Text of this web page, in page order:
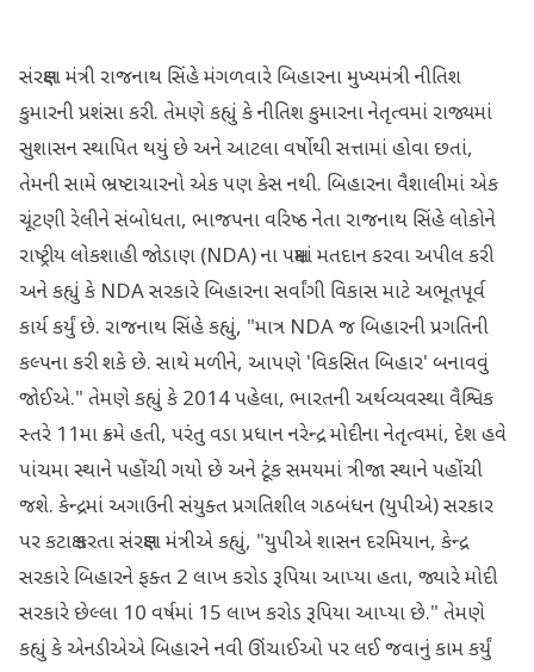
સંરક્ષણ મંત્રી રાજનાથ સિંહે મંગળવારે બિહારના મુખ્યમંત્રી નીતિશ
કુમારની પ્રશંસા કરી. તેમણે કહ્યું કે નીતિશ કુમારના નેતૃત્વમાં રાજ્યમાં
સુશાસન સ્થાપિત થયું છે અને આટલા વર્ષોથી સત્તામાં હોવા છતાં,
તેમની સામે ભ્રષ્ટાચારનો એક પણ કેસ નથી. બિહારના વૈશાલીમાં એક
ચૂંટણી રેલીને સંબોધતા, ભાજપના વરિષ્ઠ નેતા રાજનાથ સિંહે લોકોને
રાષ્ટ્રીય લોકશાહી જોડાણ (NDA) ના પક્ષમાં મતદાન કરવા અપીલ કરી
અને કહ્યું કે NDA સરકારે બિહારના સર્વાંગી વિકાસ માટે અભૂતપૂર્વ
કાર્ય કર્યું છે. રાજનાથ સિંહે કહ્યું, "માત્ર NDA જ બિહારની પ્રગતિની
કલ્પના કરી શકે છે. સાથે મળીને, આપણે 'વિકસિત બિહાર' બનાવવું
જોઈએ." તેમણે કહ્યું કે 2014 પહેલા, ભારતની અર્થવ્યવસ્થા વૈશ્વિક
સ્તરે 11મા ક્રમે હતી, પરંતુ વડા પ્રધાન નરેન્દ્ર મોદીના નેતૃત્વમાં, દેશ હવે
પાંચમા સ્થાને પહોંચી ગયો છે અને ટૂંક સમયમાં ત્રીજા સ્થાને પહોંચી
જશે. કેન્દ્રમાં અગાઉની સંયુક્ત પ્રગતિશીલ ગઠબંધન (યુપીએ) સરકાર
પર કટાક્ષ કરતા સંરક્ષણ મંત્રીએ કહ્યું, "યુપીએ શાસન દરમિયાન, કેન્દ્ર
સરકારે બિહારને ફક્ત 2 લાખ કરોડ રૂપિયા આપ્યા હતા, જ્યારે મોદી
સરકારે છેલ્લા 10 વર્ષમાં 15 લાખ કરોડ રૂપિયા આપ્યા છે." તેમણે
કહ્યું કે એનડીએએ બિહારને નવી ઊંચાઈઓ પર લઈ જવાનું કામ કર્યું